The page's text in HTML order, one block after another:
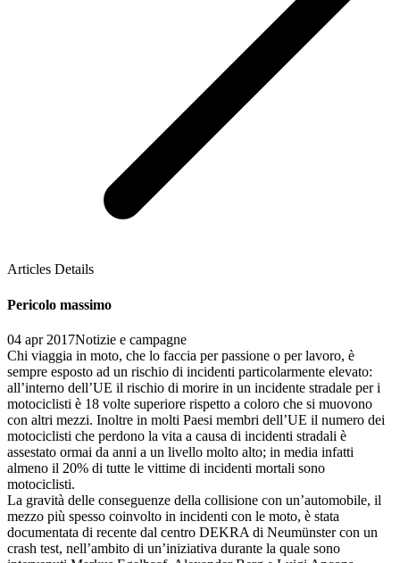
Articles Details
Pericolo massimo
04 apr 2017Notizie e campagne
Chi viaggia in moto, che lo faccia per passione o per lavoro, è
sempre esposto ad un rischio di incidenti particolarmente elevato:
all’interno dell’UE il rischio di morire in un incidente stradale per i
motociclisti è 18 volte superiore rispetto a coloro che si muovono
con altri mezzi. Inoltre in molti Paesi membri dell’UE il numero dei
motociclisti che perdono la vita a causa di incidenti stradali è
assestato ormai da anni a un livello molto alto; in media infatti
almeno il 20% di tutte le vittime di incidenti mortali sono
motociclisti.
La gravità delle conseguenze della collisione con un’automobile, il
mezzo più spesso coinvolto in incidenti con le moto, è stata
documentata di recente dal centro DEKRA di Neumünster con un
crash test, nell’ambito di un’iniziativa durante la quale sono